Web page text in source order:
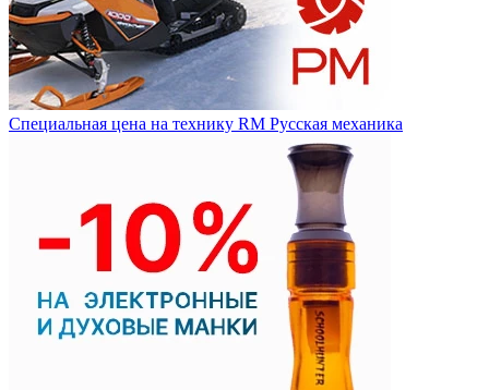
Специальная цена на технику RM Русская механика